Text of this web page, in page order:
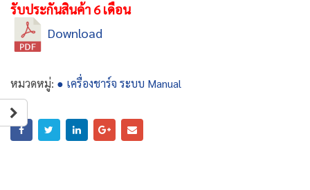
รับประกันสินค้า 6 เดือน
Download
หมวดหมู่: ● เครื่องชาร์จ ระบบ Manual